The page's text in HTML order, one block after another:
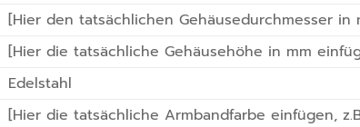
[Hier den tatsächlichen Gehäusedurchmesser in
[Hier die tatsächliche Gehäusehöhe in mm
Edelstahl
[Hier die tatsächliche Armbandfarbe einfügen,